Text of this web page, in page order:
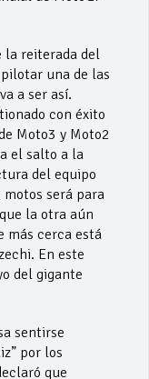
la reiterada del
una de las
a ser así.
con éxito
Moto3 y Moto2
el salto a la
del equipo
será para
la otra aún
más cerca está
En este
del gigante
sentirse
por los
que